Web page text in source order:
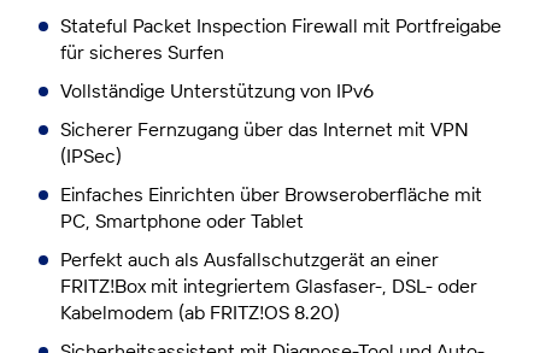
Stateful Packet Inspection Firewall mit Portfreigabe
für sicheres Surfen
Vollständige Unterstützung von IPv6
Sicherer Fernzugang über das Internet mit VPN
(IPSec)
Einfaches Einrichten über Browseroberfläche mit
PC, Smartphone oder Tablet
Perfekt auch als Ausfallschutzgerät an einer
FRITZ!Box mit integriertem Glasfaser-, DSL- oder
Kabelmodem (ab FRITZ!OS 8.20)